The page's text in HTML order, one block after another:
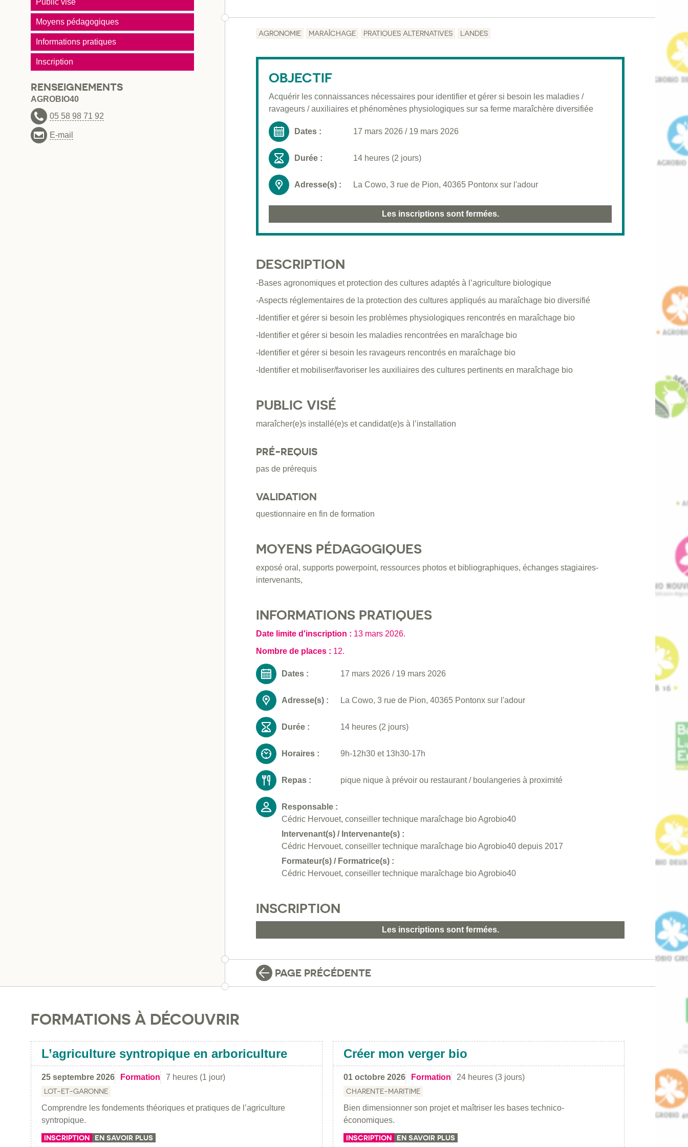
AGRONOMIE MARAÎCHAGE PRATIQUES ALTERNATIVES LANDES
OBJECTIF
Acquérir les connaissances nécessaires pour identifier et gérer si besoin les maladies /
ravageurs / auxiliaires et phénomènes physiologiques sur sa ferme maraîchère diversifiée
Dates : 17 mars 2026 / 19 mars 2026
Durée : 14 heures (2 jours)
Adresse(s) : La Cowo, 3 rue de Pion, 40365 Pontonx sur l'adour
Les inscriptions sont fermées.
DESCRIPTION
-Bases agronomiques et protection des cultures adaptés à l’agriculture biologique
-Aspects réglementaires de la protection des cultures appliqués au maraîchage bio diversifié
-Identifier et gérer si besoin les problèmes physiologiques rencontrés en maraîchage bio
-Identifier et gérer si besoin les maladies rencontrées en maraîchage bio
-Identifier et gérer si besoin les ravageurs rencontrés en maraîchage bio
-Identifier et mobiliser/favoriser les auxiliaires des cultures pertinents en maraîchage bio
PUBLIC VISÉ
maraîcher(e)s installé(e)s et candidat(e)s à l’installation
PRÉ-REQUIS
pas de prérequis
VALIDATION
questionnaire en fin de formation
MOYENS PÉDAGOGIQUES
exposé oral, supports powerpoint, ressources photos et bibliographiques, échanges stagiaires-
intervenants,
INFORMATIONS PRATIQUES
Date limite d'inscription : 13 mars 2026.
Nombre de places : 12.
Dates : 17 mars 2026 / 19 mars 2026
Adresse(s) : La Cowo, 3 rue de Pion, 40365 Pontonx sur l'adour
Durée : 14 heures (2 jours)
Horaires : 9h-12h30 et 13h30-17h
Repas : pique nique à prévoir ou restaurant / boulangeries à proximité
Responsable :
Cédric Hervouet, conseiller technique maraîchage bio Agrobio40
Intervenant(s) / Intervenante(s) :
Cédric Hervouet, conseiller technique maraîchage bio Agrobio40 depuis 2017
Formateur(s) / Formatrice(s) :
Cédric Hervouet, conseiller technique maraîchage bio Agrobio40
INSCRIPTION
Les inscriptions sont fermées.
PAGE PRÉCÉDENTE
Public visé
Moyens pédagogiques
Informations pratiques
Inscription
RENSEIGNEMENTS
AGROBIO40
05 58 98 71 92
E-mail
FORMATIONS À DÉCOUVRIR
L’agriculture syntropique en arboriculture
25 septembre 2026 Formation 7 heures (1 jour)
LOT-ET-GARONNE
Comprendre les fondements théoriques et pratiques de l’agriculture
syntropique.
INSCRIPTION EN SAVOIR PLUS
Créer mon verger bio
01 octobre 2026 Formation 24 heures (3 jours)
CHARENTE-MARITIME
Bien dimensionner son projet et maîtriser les bases technico-
économiques.
INSCRIPTION EN SAVOIR PLUS